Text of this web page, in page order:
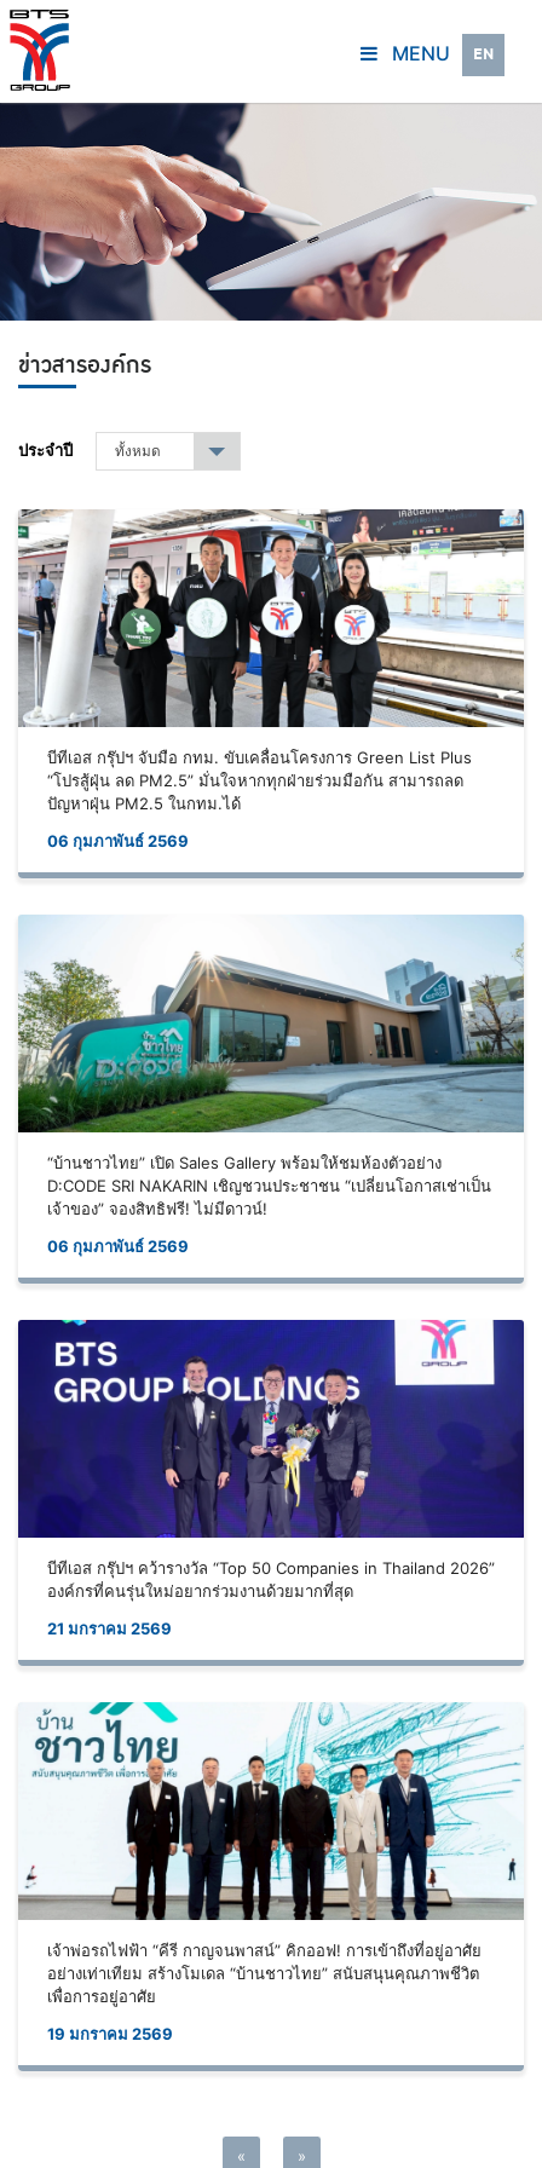
MENU EN
ข่าวสารองค์กร
ประจำปี ทั้งหมด ▾
บีทีเอส กรุ๊ปฯ จับมือ กทม. ขับเคลื่อนโครงการ Green List Plus
“โปรสู้ฝุ่น ลด PM2.5” มั่นใจหากทุกฝ่ายร่วมมือกัน สามารถลด
ปัญหาฝุ่น PM2.5 ในกทม.ได้
06 กุมภาพันธ์ 2569
“บ้านชาวไทย” เปิด Sales Gallery พร้อมให้ชมห้องตัวอย่าง
D:CODE SRI NAKARIN เชิญชวนประชาชน “เปลี่ยนโอกาสเช่าเป็น
เจ้าของ” จองสิทธิฟรี! ไม่มีดาวน์!
06 กุมภาพันธ์ 2569
บีทีเอส กรุ๊ปฯ คว้ารางวัล “Top 50 Companies in Thailand 2026”
องค์กรที่คนรุ่นใหม่อยากร่วมงานด้วยมากที่สุด
21 มกราคม 2569
เจ้าพ่อรถไฟฟ้า “คีรี กาญจนพาสน์” คิกออฟ! การเข้าถึงที่อยู่อาศัย
อย่างเท่าเทียม สร้างโมเดล “บ้านชาวไทย” สนับสนุนคุณภาพชีวิต
เพื่อการอยู่อาศัย
19 มกราคม 2569
« »